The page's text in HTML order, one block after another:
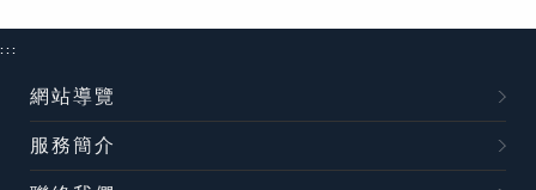
:::
網站導覽
服務簡介